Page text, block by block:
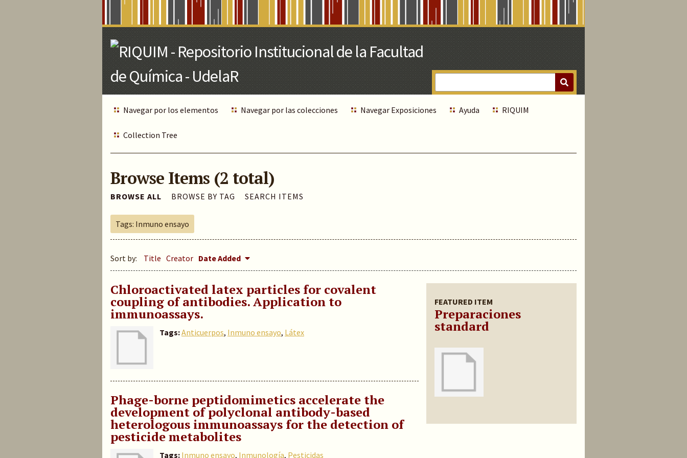
Navegar por los elementos Navegar por las colecciones Navegar Exposiciones Ayuda RIQUIM
Collection Tree
Browse Items (2 total)
BROWSE ALL BROWSE BY TAG SEARCH ITEMS
Tags: Inmuno ensayo
Sort by: Title Creator Date Added
FEATURED ITEM
Preparaciones
standard
Chloroactivated latex particles for covalent
coupling of antibodies. Application to
immunoassays.
Tags:Anticuerpos, Inmuno ensayo, Látex
Phage-borne peptidomimetics accelerate the
development of polyclonal antibody-based
heterologous immunoassays for the detection of
pesticide metabolites
Tags: Inmuno ensayo, Inmunología, Pesticidas